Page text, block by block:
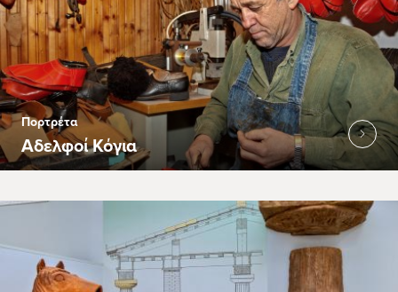
Πορτρέτα
Αδελφοί Κόγια